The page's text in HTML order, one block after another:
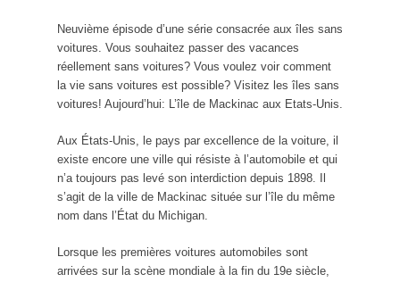
Neuvième épisode d’une série consacrée aux îles sans
voitures. Vous souhaitez passer des vacances
réellement sans voitures? Vous voulez voir comment
la vie sans voitures est possible? Visitez les îles sans
voitures! Aujourd’hui: L’île de Mackinac aux Etats-Unis.
Aux États-Unis, le pays par excellence de la voiture, il
existe encore une ville qui résiste à l’automobile et qui
n’a toujours pas levé son interdiction depuis 1898. Il
s’agit de la ville de Mackinac située sur l’île du même
nom dans l’État du Michigan.
Lorsque les premières voitures automobiles sont
arrivées sur la scène mondiale à la fin du 19e siècle,